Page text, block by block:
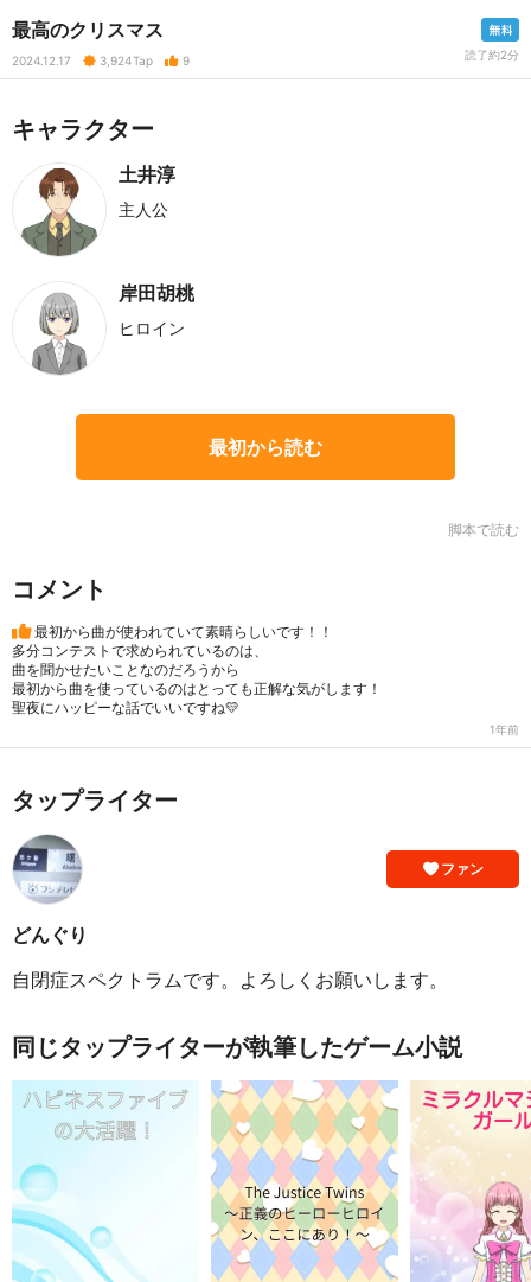
最高のクリスマス
2024.12.17 3,924Tap 9 読了約2分
キャラクター
土井淳
主人公
岸田胡桃
ヒロイン
最初から読む
脚本で読む
コメント
最初から曲が使われていて素晴らしいです！！
多分コンテストで求められているのは、
曲を聞かせたいことなのだろうから
最初から曲を使っているのはとっても正解な気がします！
聖夜にハッピーな話でいいですね💛
1年前
タップライター
ファン
どんぐり
自閉症スペクトラムです。よろしくお願いします。
同じタップライターが執筆したゲーム小説